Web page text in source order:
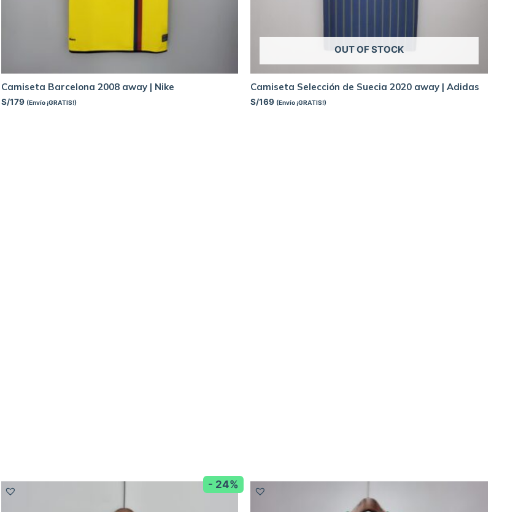
Camiseta Barcelona 2008 away | Nike
S/179 (Envío ¡GRATIS!)
OUT OF STOCK
Camiseta Selección de Suecia 2020 away | Adidas
S/169 (Envío ¡GRATIS!)
- 24%